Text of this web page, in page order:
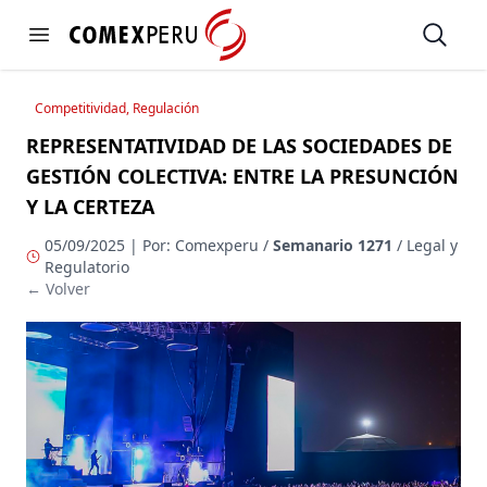
Open menu
https://www.comexperu.org.pe Open
Competitividad, Regulación
REPRESENTATIVIDAD DE LAS SOCIEDADES DE
GESTIÓN COLECTIVA: ENTRE LA PRESUNCIÓN
Y LA CERTEZA
05/09/2025 | Por: Comexperu /Semanario 1271 / Legal y
Regulatorio
← Volver